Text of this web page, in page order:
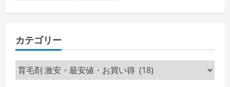
カテゴリー
カ
テ